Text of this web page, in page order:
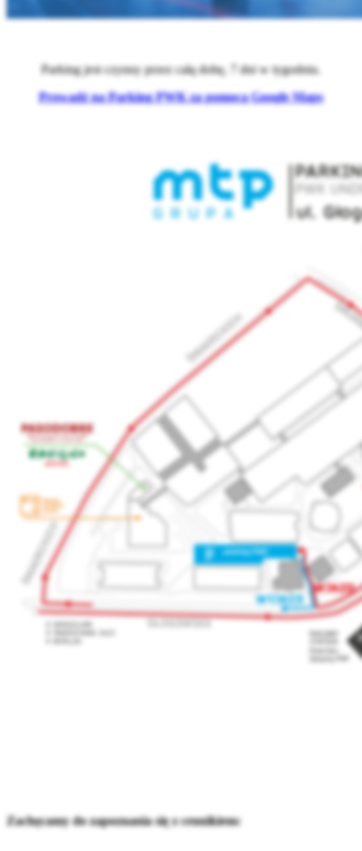
Parking jest czynny przez całą dobę, 7 dni w tygodniu.
Prowadź na Parking PWK za pomocą Google Maps
Zachęcamy do zapoznania się z cennikiem: